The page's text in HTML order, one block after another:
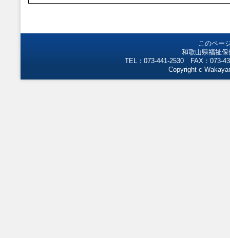
このペー
和歌山県福祉
TEL：073-441-2530 FAX：073-
Copyright c